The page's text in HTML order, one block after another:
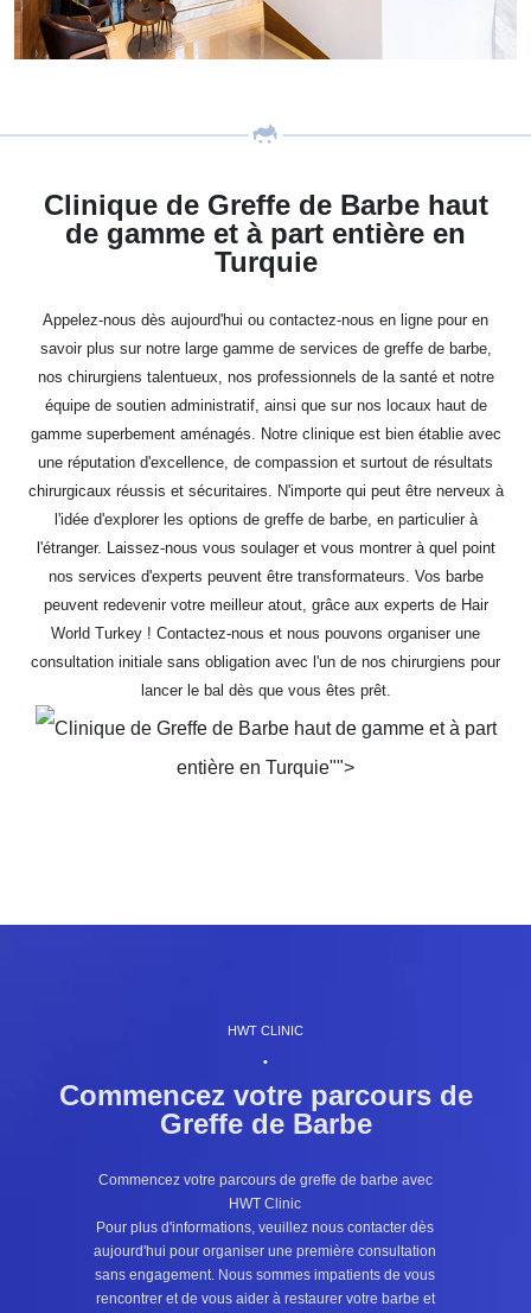
Clinique de Greffe de Barbe haut
de gamme et à part entière en
Turquie
Appelez-nous dès aujourd'hui ou contactez-nous en ligne pour en
savoir plus sur notre large gamme de services de greffe de barbe,
nos chirurgiens talentueux, nos professionnels de la santé et notre
équipe de soutien administratif, ainsi que sur nos locaux haut de
gamme superbement aménagés. Notre clinique est bien établie avec
une réputation d'excellence, de compassion et surtout de résultats
chirurgicaux réussis et sécuritaires. N'importe qui peut être nerveux à
l'idée d'explorer les options de greffe de barbe, en particulier à
l'étranger. Laissez-nous vous soulager et vous montrer à quel point
nos services d'experts peuvent être transformateurs. Vos barbe
peuvent redevenir votre meilleur atout, grâce aux experts de Hair
World Turkey ! Contactez-nous et nous pouvons organiser une
consultation initiale sans obligation avec l'un de nos chirurgiens pour
lancer le bal dès que vous êtes prêt.
Clinique de Greffe de Barbe haut de gamme et à part
entière en Turquie"">
HWT CLINIC
•
Commencez votre parcours de
Greffe de Barbe
Commencez votre parcours de greffe de barbe avec
HWT Clinic
Pour plus d'informations, veuillez nous contacter dès
aujourd'hui pour organiser une première consultation
sans engagement. Nous sommes impatients de vous
rencontrer et de vous aider à restaurer votre barbe et